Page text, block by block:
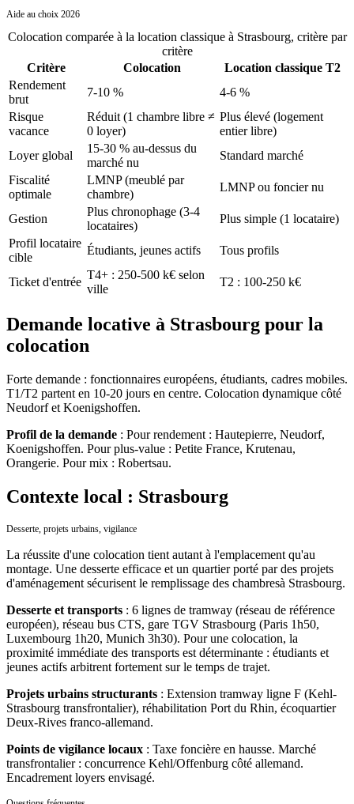
Aide au choix 2026
Colocation comparée à la location classique à Strasbourg, critère par
critère
Critère
Colocation
Location classique T2
Rendement
brut
7-10 %
4-6 %
Risque
vacance
Réduit (1 chambre libre ≠
0 loyer)
Plus élevé (logement
entier libre)
Loyer global
15-30 % au-dessus du
marché nu
Standard marché
Fiscalité
optimale
LMNP (meublé par
chambre)
LMNP ou foncier nu
Gestion
Plus chronophage (3-4
locataires)
Plus simple (1 locataire)
Profil locataire
cible
Étudiants, jeunes actifs Tous profils
Ticket d'entrée
T4+ : 250-500 k€ selon
ville
T2 : 100-250 k€
Demande locative à Strasbourg pour la
colocation
Forte demande : fonctionnaires européens, étudiants, cadres mobiles.
T1/T2 partent en 10-20 jours en centre. Colocation dynamique côté
Neudorf et Koenigshoffen.
Profil de la demande : Pour rendement : Hautepierre, Neudorf,
Koenigshoffen. Pour plus-value : Petite France, Krutenau,
Orangerie. Pour mix : Robertsau.
Contexte local : Strasbourg
Desserte, projets urbains, vigilance
La réussite d'une colocation tient autant à l'emplacement qu'au
montage. Une desserte efficace et un quartier porté par des projets
d'aménagement sécurisent le remplissage des chambresà Strasbourg.
Desserte et transports : 6 lignes de tramway (réseau de référence
européen), réseau bus CTS, gare TGV Strasbourg (Paris 1h50,
Luxembourg 1h20, Munich 3h30). Pour une colocation, la
proximité immédiate des transports est déterminante : étudiants et
jeunes actifs arbitrent fortement sur le temps de trajet.
Projets urbains structurants : Extension tramway ligne F (Kehl-
Strasbourg transfrontalier), réhabilitation Port du Rhin, écoquartier
Deux-Rives franco-allemand.
Points de vigilance locaux : Taxe foncière en hausse. Marché
transfrontalier : concurrence Kehl/Offenburg côté allemand.
Encadrement loyers envisagé.